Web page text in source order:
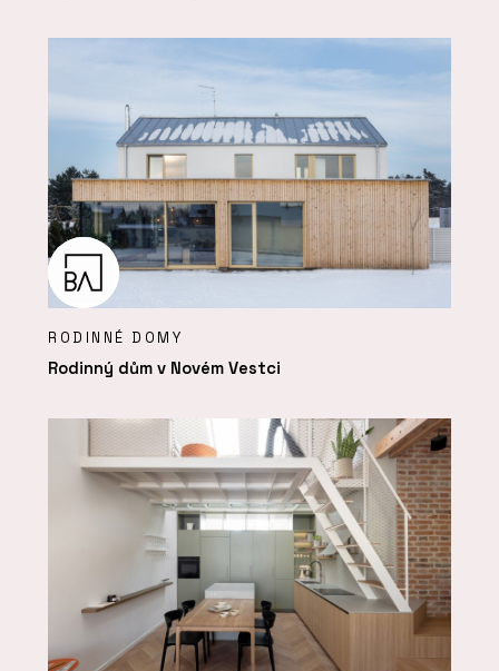
RODINNÉ DOMY
Rodinný dům v Novém Vestci